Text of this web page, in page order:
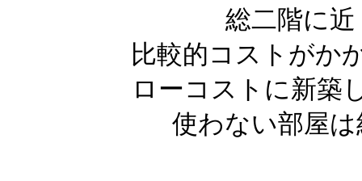
総二階に
比較的コストがか
ローコストに新築
使わない部屋